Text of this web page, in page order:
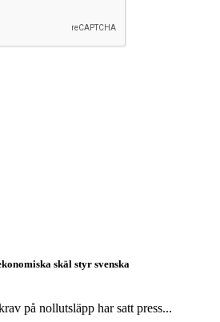
skäl styr svenska
på nollutsläpp har satt press...